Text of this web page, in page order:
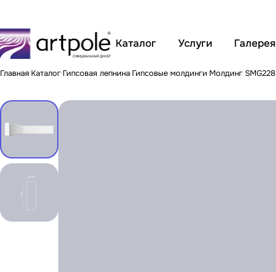
Каталог Услуги Галерея
Главная Каталог Гипсовая лепнина Гипсовые молдинги Молдинг SMG228